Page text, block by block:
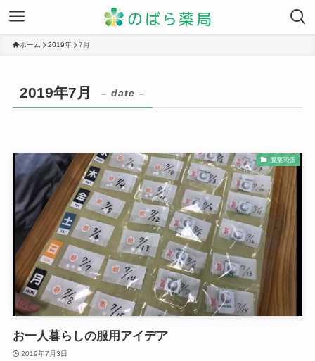
ホーム 2019年 7月
2019年7月 – date –
服薬関係
お一人暮らしの服用アイデア
2019年7月3日